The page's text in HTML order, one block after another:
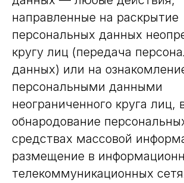
направленные на раскрытие
персональных данных
кругу лиц (передача
данных) или на
персональными данными
неограниченного круга лиц,
обнародование
средствах массовой
размещение в
телекоммуникационных